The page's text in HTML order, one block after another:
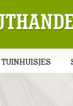
TUINHUISJES